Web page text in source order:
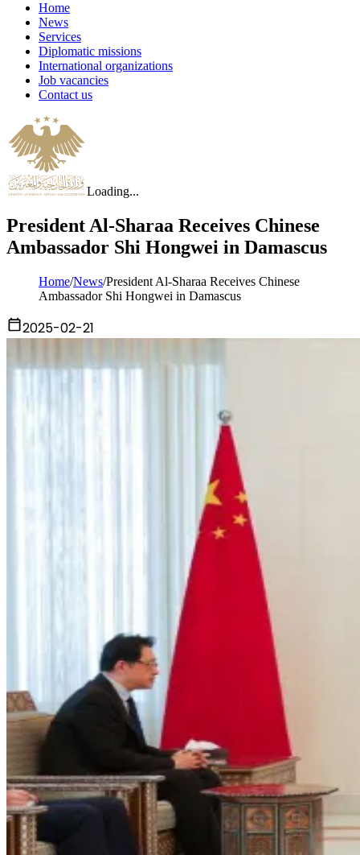
Home
News
Services
Diplomatic missions
International organizations
Job vacancies
Contact us
Loading...
President Al-Sharaa Receives Chinese
Ambassador Shi Hongwei in Damascus
Home/News/President Al-Sharaa Receives Chinese
Ambassador Shi Hongwei in Damascus
2025-02-21